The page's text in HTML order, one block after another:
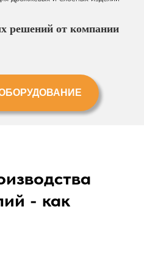
решений от компании
- как